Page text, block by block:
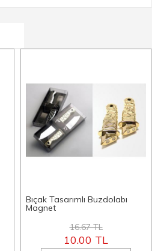
Bıçak Tasarımlı Buzdolabı
Magnet
16.67 TL
10.00 TL